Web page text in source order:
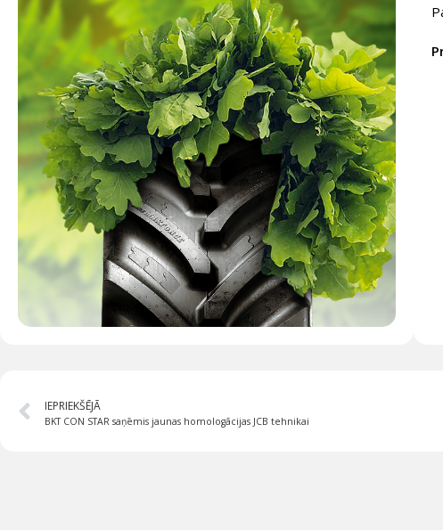
IEPRIEKŠĒJĀ
BKT CON STAR saņēmis jaunas homologācijas JCB tehnikai